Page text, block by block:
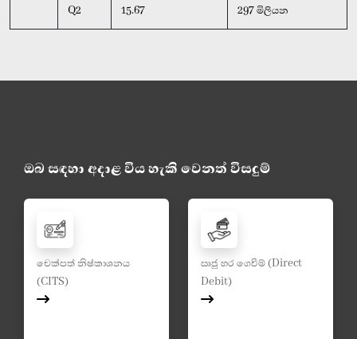
Q2 15.67 297 මිලියන
ඔබ සඳහා අදාළ විය හැකි වෙනත් විසදුම්
චෙක්පත් නිෂ්කාශනය
(CITS)
ඍජු හර ගෙවීම් (Direct
Debit)